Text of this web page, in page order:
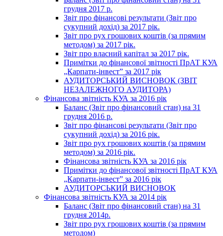
грудня 2017 р.
Звіт про фінансові результати (Звіт про
сукупний дохід) за 2017 рік.
Звіт про рух грошових коштів (за прямим
методом) за 2017 рік.
Звіт про власний капітал за 2017 рік.
Примітки до фінансової звітності ПрАТ КУА
„Карпати-інвест” за 2017 рік
АУДИТОРСЬКИЙ ВИСНОВОК (ЗВІТ
НЕЗАЛЕЖНОГО АУДИТОРА)
Фінансова звітність КУА за 2016 рік
Баланс (Звіт про фінансовий стан) на 31
грудня 2016 р.
Звіт про фінансові результати (Звіт про
сукупний дохід) за 2016 рік.
Звіт про рух грошових коштів (за прямим
методом) за 2016 рік.
Фінансова звітність КУА за 2016 рік
Примітки до фінансової звітності ПрАТ КУА
„Карпати-інвест” за 2016 рік
АУДИТОРСЬКИЙ ВИСНОВОК
Фінансова звітність КУА за 2014 рік
Баланс (Звіт про фінансовий стан) на 31
грудня 2014р.
Звіт про рух грошових коштів (за прямим
методом)